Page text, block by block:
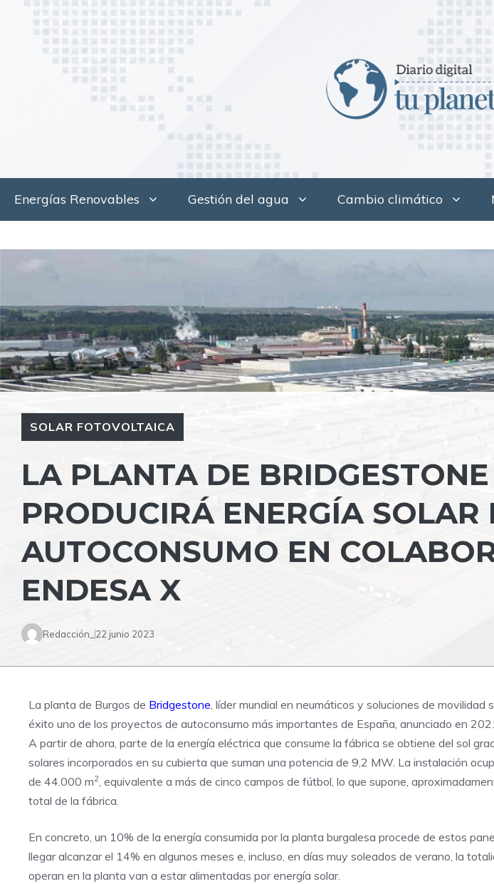
contenido
Energías Renovables Gestión del agua Cambio climático
SOLAR FOTOVOLTAICA
LA PLANTA DE
PRODUCIRÁ ENERGÍA SOLAR
AUTOCONSUMO EN
ENDESA X
Redacción_ 22 junio 2023
La planta de Burgos de Bridgestone, líder mundial en neumáticos y soluciones de movilidad
éxito uno de los proyectos de autoconsumo más importantes de España, anunciado en
A partir de ahora, parte de la energía eléctrica que consume la fábrica se obtiene del sol
solares incorporados en su cubierta que suman una potencia de 9,2 MW. La instalación
de 44.000 m2, equivalente a más de cinco campos de fútbol, lo que supone,
total de la fábrica.
En concreto, un 10% de la energía consumida por la planta burgalesa procede de estos
llegar alcanzar el 14% en algunos meses e, incluso, en días muy soleados de verano, la
operan en la planta van a estar alimentadas por energía solar.